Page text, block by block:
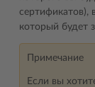
который будет
Примечание
Если вы